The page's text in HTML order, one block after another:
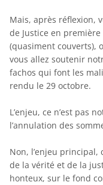
Mais, après réflexion,
de Justice en
(quasiment couverts),
vous allez soutenir
fachos qui font les
rendu le 29 octobre.
L’enjeu, ce n’est pas
l’annulation des
Non, l’enjeu principal,
de la vérité et de la
honteux, sur le fond